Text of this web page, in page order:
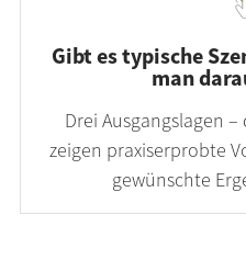
Gibt es typische
man
Drei Ausgangslagen
zeigen praxiserprobte
gewünschte